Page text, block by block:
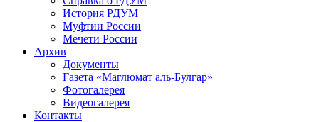
История РДУМ
Муфтии России
Мечети России
Архив
Документы
Газета «Маглюмат аль-Булгар»
Фотогалерея
Видеогалерея
Контакты